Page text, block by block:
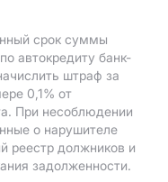
срок суммы
автокредиту банк-
штраф за
0,1% от
При несоблюдении
о нарушителе
реестр должников и
задолженности.